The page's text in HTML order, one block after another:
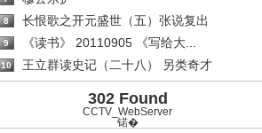
8 长恨歌之开元盛世（五）张说复出
9 《读书》 20110905 《写给大...
10 王立群读史记（二十八） 另类奇才
302 Found
CCTV_WebServer
锘�